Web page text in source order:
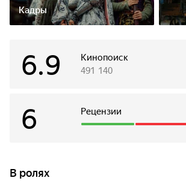
Кадры
Кинопоиск
6.9 491 140
Рецензии
6
В ролях